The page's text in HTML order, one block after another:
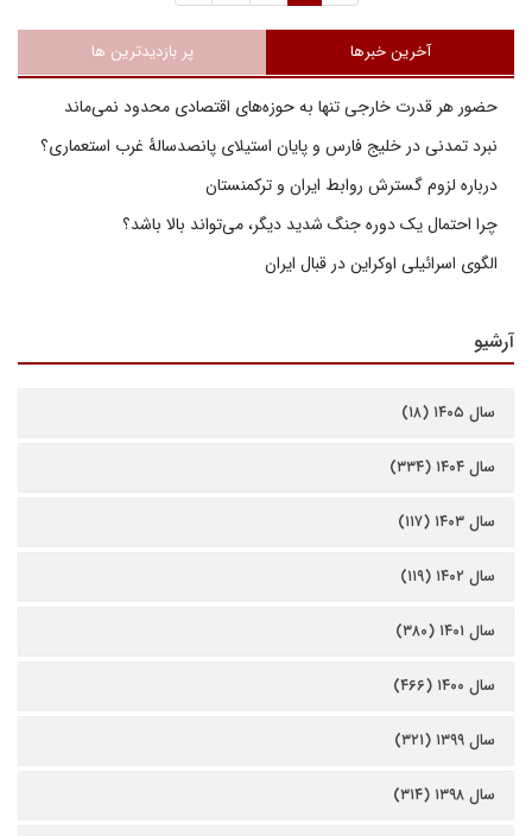
آخرین خبرها پر بازدیدترین ها
حضور هر قدرت خارجی تنها به حوزه‌های اقتصادی محدود نمی‌ماند
نبرد تمدنی در خلیج فارس و پایان استیلای پانصدسالۀ غرب استعماری؟
درباره لزوم گسترش روابط ایران و ترکمنستان
چرا احتمال یک دوره جنگ شدید دیگر، می‌تواند بالا باشد؟
الگوی اسرائیلی اوکراین در قبال ایران
آرشیو
سال ۱۴۰۵ (۱۸)
سال ۱۴۰۴ (۳۳۴)
سال ۱۴۰۳ (۱۱۷)
سال ۱۴۰۲ (۱۱۹)
سال ۱۴۰۱ (۳۸۰)
سال ۱۴۰۰ (۴۶۶)
سال ۱۳۹۹ (۳۲۱)
سال ۱۳۹۸ (۳۱۴)